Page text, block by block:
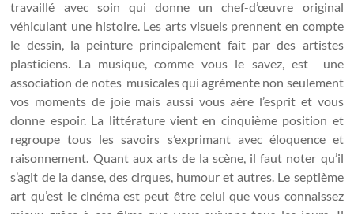
travaillé avec soin qui donne un chef-d’œuvre original
véhiculant une histoire. Les arts visuels prennent en compte
le dessin, la peinture principalement fait par des artistes
plasticiens. La musique, comme vous le savez, est une
association de notes musicales qui agrémente non seulement
vos moments de joie mais aussi vous aère l’esprit et vous
donne espoir. La littérature vient en cinquième position et
regroupe tous les savoirs s’exprimant avec éloquence et
raisonnement. Quant aux arts de la scène, il faut noter qu’il
s’agit de la danse, des cirques, humour et autres. Le septième
art qu’est le cinéma est peut être celui que vous connaissez